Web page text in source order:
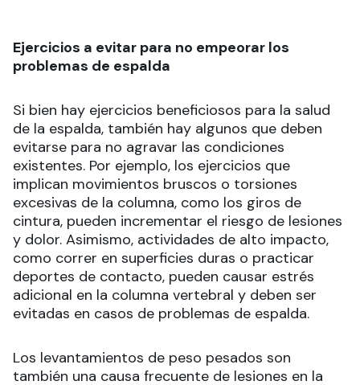
Ejercicios a evitar para no empeorar los
problemas de espalda
Si bien hay ejercicios beneficiosos para la salud
de la espalda, también hay algunos que deben
evitarse para no agravar las condiciones
existentes. Por ejemplo, los ejercicios que
implican movimientos bruscos o torsiones
excesivas de la columna, como los giros de
cintura, pueden incrementar el riesgo de lesiones
y dolor. Asimismo, actividades de alto impacto,
como correr en superficies duras o practicar
deportes de contacto, pueden causar estrés
adicional en la columna vertebral y deben ser
evitadas en casos de problemas de espalda.
Los levantamientos de peso pesados son
también una causa frecuente de lesiones en la